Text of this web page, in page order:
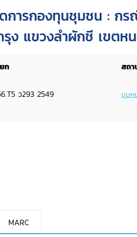
การกองทุนชุมชน : ก
ง แขวงลำผักชี เขตห
ก สถ
ว293 2549 มุมห
MARC